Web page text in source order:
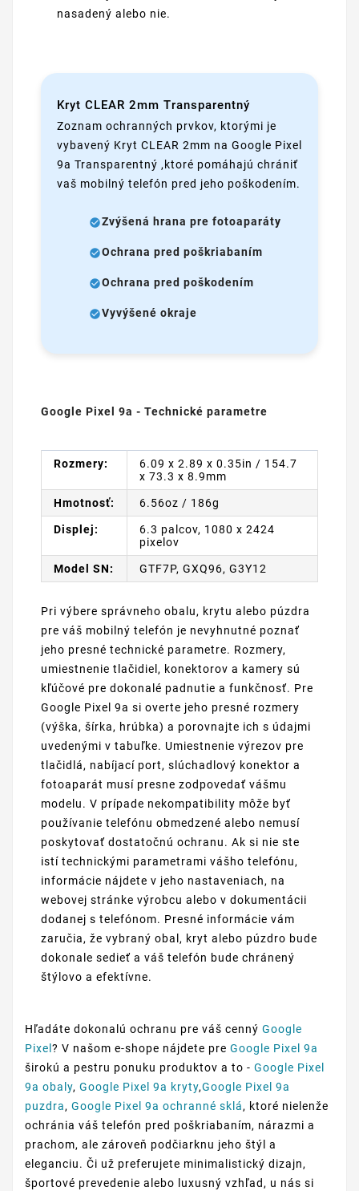
nasadený alebo nie.
Kryt CLEAR 2mm Transparentný
Zoznam ochranných prvkov, ktorými je
vybavený Kryt CLEAR 2mm na Google Pixel
9a Transparentný ,ktoré pomáhajú chrániť
vaš mobilný telefón pred jeho poškodením.
Zvýšená hrana pre fotoaparáty
Ochrana pred poškriabaním
Ochrana pred poškodením
Vyvýšené okraje
Google Pixel 9a - Technické parametre
Rozmery:
6.09 x 2.89 x 0.35in / 154.7
x 73.3 x 8.9mm
Hmotnosť: 6.56oz / 186g
Displej:
6.3 palcov, 1080 x 2424
pixelov
Model SN: GTF7P, GXQ96, G3Y12
Pri výbere správneho obalu, krytu alebo púzdra
pre váš mobilný telefón je nevyhnutné poznať
jeho presné technické parametre. Rozmery,
umiestnenie tlačidiel, konektorov a kamery sú
kľúčové pre dokonalé padnutie a funkčnosť. Pre
Google Pixel 9a si overte jeho presné rozmery
(výška, šírka, hrúbka) a porovnajte ich s údajmi
uvedenými v tabuľke. Umiestnenie výrezov pre
tlačidlá, nabíjací port, slúchadlový konektor a
fotoaparát musí presne zodpovedať vášmu
modelu. V prípade nekompatibility môže byť
používanie telefónu obmedzené alebo nemusí
poskytovať dostatočnú ochranu. Ak si nie ste
istí technickými parametrami vášho telefónu,
informácie nájdete v jeho nastaveniach, na
webovej stránke výrobcu alebo v dokumentácii
dodanej s telefónom. Presné informácie vám
zaručia, že vybraný obal, kryt alebo púzdro bude
dokonale sedieť a váš telefón bude chránený
štýlovo a efektívne.
Hľadáte dokonalú ochranu pre váš cenný Google
Pixel ? V našom e-shope nájdete pre Google Pixel 9a
širokú a pestru ponuku produktov a to - Google Pixel
9a obaly, Google Pixel 9a kryty,Google Pixel 9a
puzdra, Google Pixel 9a ochranné sklá, ktoré nielenže
ochránia váš telefón pred poškriabaním, nárazmi a
prachom, ale zároveň podčiarknu jeho štýl a
eleganciu. Či už preferujete minimalistický dizajn,
športové prevedenie alebo luxusný vzhľad, u nás si